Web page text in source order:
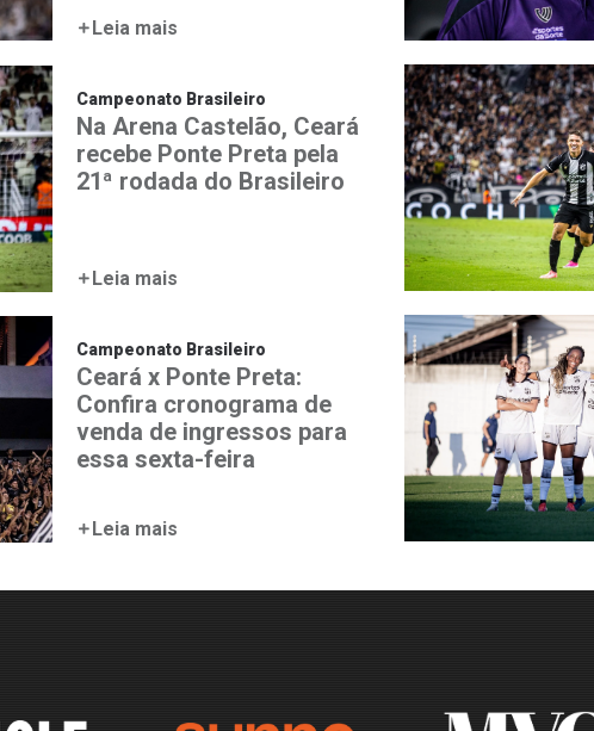
Leia mais
Campeonato Brasileiro
Na Arena Castelão, Ceará
recebe Ponte Preta pela
21ª rodada do Brasileiro
Leia mais
Campeonato Brasileiro
Ceará x Ponte Preta:
Confira cronograma de
venda de ingressos para
essa sexta-feira
Leia mais